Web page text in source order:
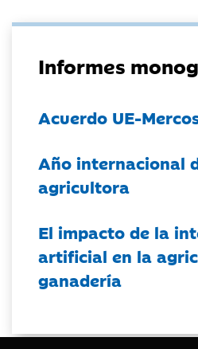
Informes
Acuerdo UE-
Año internacional
agricultora
El impacto de la
artificial en la
ganadería